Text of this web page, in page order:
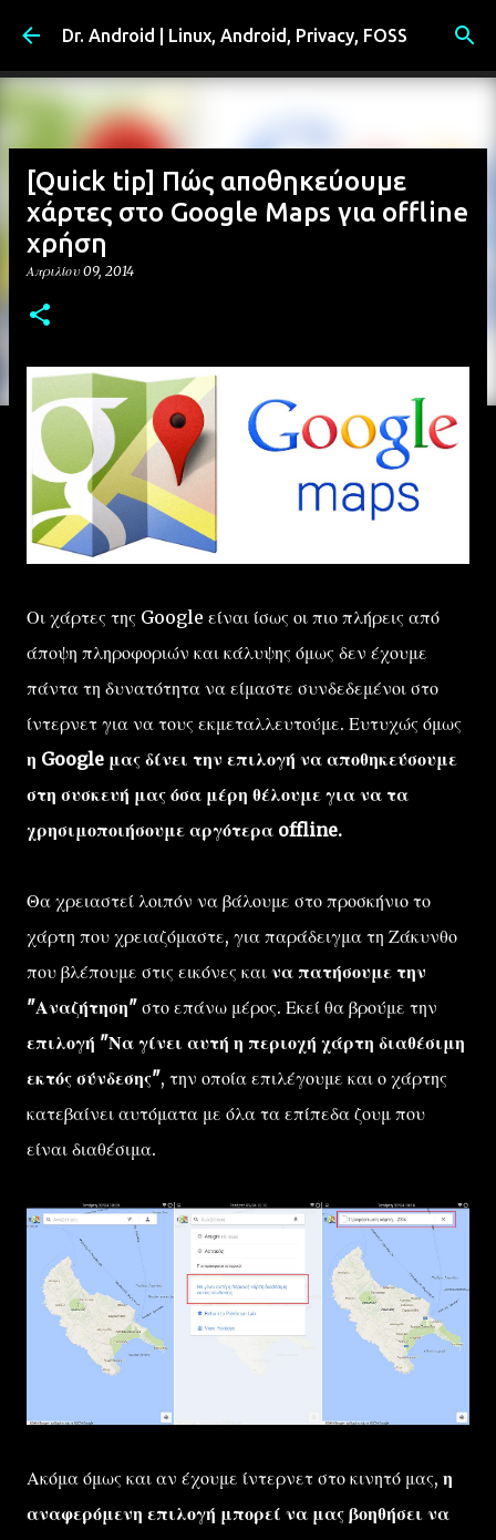
Μετάβαση στο κύριο περιεχόμενο
Dr. Android | Linux, Android, Privacy, FOSS
[Quick tip] Πώς αποθηκεύουμε
χάρτες στο Google Maps για offline
χρήση
Απριλίου 09, 2014
Οι χάρτες της Google είναι ίσως οι πιο πλήρεις από
άποψη πληροφοριών και κάλυψης όμως δεν έχουμε
πάντα τη δυνατότητα να είμαστε συνδεδεμένοι στο
ίντερνετ για να τους εκμεταλλευτούμε. Ευτυχώς όμως
η Google μας δίνει την επιλογή να αποθηκεύσουμε
στη συσκευή μας όσα μέρη θέλουμε για να τα
χρησιμοποιήσουμε αργότερα offline.
Θα χρειαστεί λοιπόν να βάλουμε στο προσκήνιο το
χάρτη που χρειαζόμαστε, για παράδειγμα τη Ζάκυνθο
που βλέπουμε στις εικόνες και να πατήσουμε την
"Αναζήτηση" στο επάνω μέρος. Εκεί θα βρούμε την
επιλογή "Να γίνει αυτή η περιοχή χάρτη διαθέσιμη
εκτός σύνδεσης", την οποία επιλέγουμε και ο χάρτης
κατεβαίνει αυτόματα με όλα τα επίπεδα ζουμ που
είναι διαθέσιμα.
Ακόμα όμως και αν έχουμε ίντερνετ στο κινητό μας, η
αναφερόμενη επιλογή μπορεί να μας βοηθήσει να